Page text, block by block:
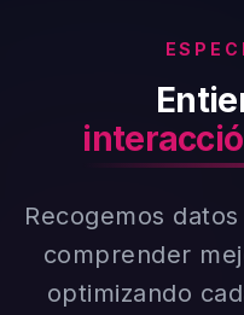
Recogemos
comprender
optimizando